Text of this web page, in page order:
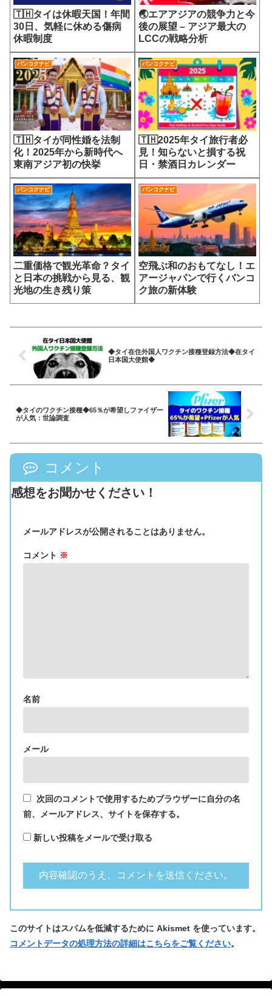
🇹🇭タイは休暇天国！年間
30日、気軽に休める傷病
休暇制度
🌏エアアジアの競争力と今
後の展望 – アジア最大の
LCCの戦略分析
バンコクナビ
🇹🇭タイが同性婚を法制
化！2025年から新時代へ
東南アジア初の快挙
バンコクナビ
🇹🇭2025年タイ旅行者必
見！知らないと損する祝
日・禁酒日カレンダー
バンコクナビ
二重価格で観光革命？タイ
と日本の挑戦から見る、観
光地の生き残り策
バンコクナビ
空飛ぶ和のおもてなし！エ
アージャパンで行くバンコ
ク旅の新体験
◆タイ在住外国人ワクチン接種登録方法◆在タイ
日本国大使館◆
◆タイのワクチン接種◆65％が希望しファイザー
が人気：世論調査
コメント
感想をお聞かせください！
メールアドレスが公開されることはありません。
コメント ※
名前
メール
次回のコメントで使用するためブラウザーに自分の名
前、メールアドレス、サイトを保存する。
新しい投稿をメールで受け取る
このサイトはスパムを低減するために Akismet を使っています。
コメントデータの処理方法の詳細はこちらをご覧ください。